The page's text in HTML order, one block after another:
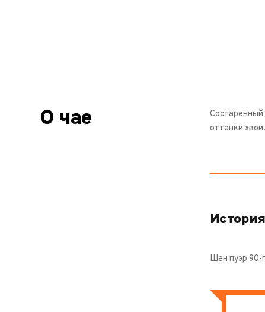
О чае
Состаренный
оттенки
Шен пуэр 90-